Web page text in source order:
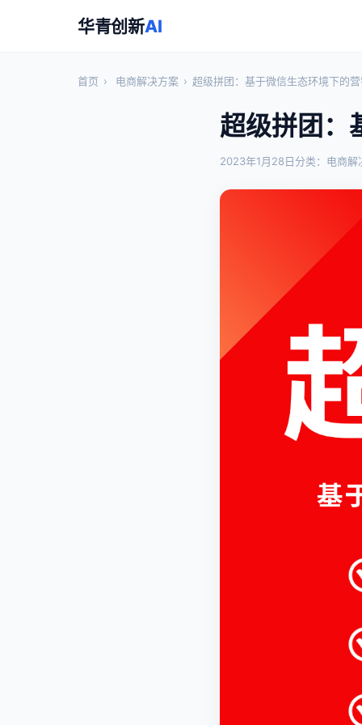
华青创新AI
首页 › 电商解决方案 › 超级拼团：基于微信生态环境下的
超级拼团：
2023年1月28日分类：电商解